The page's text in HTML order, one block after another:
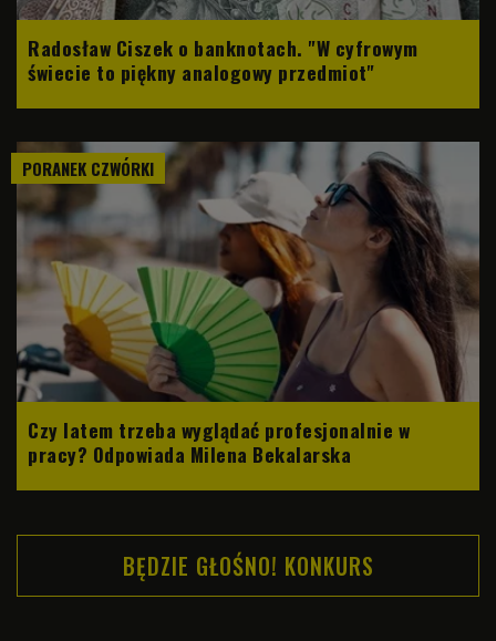
Radosław Ciszek o banknotach. "W cyfrowym
świecie to piękny analogowy przedmiot"
PORANEK CZWÓRKI
Czy latem trzeba wyglądać profesjonalnie w
pracy? Odpowiada Milena Bekalarska
BĘDZIE GŁOŚNO! KONKURS